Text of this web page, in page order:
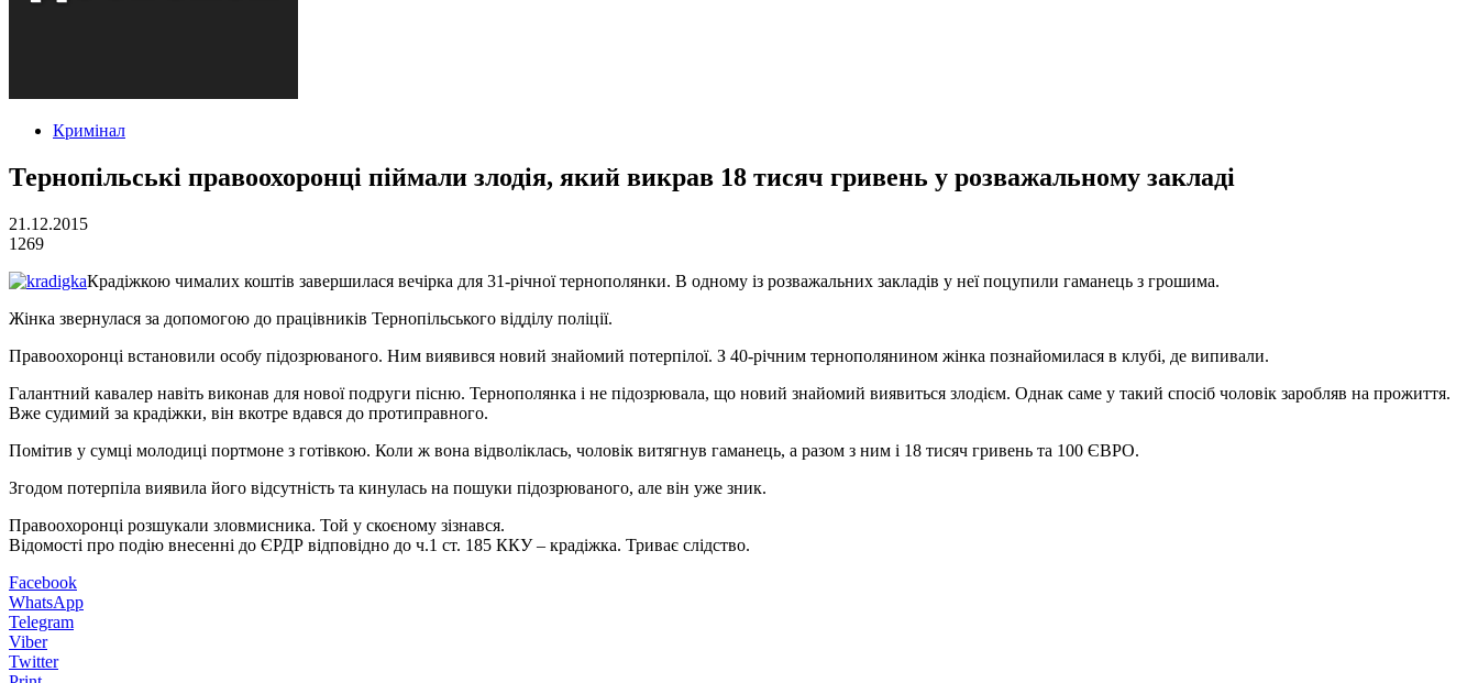
Кримінал
Тернопільські правоохоронці піймали злодія, який викрав 18 тисяч гривень у розважальному закладі
21.12.2015
1269
Крадіжкою чималих коштів завершилася вечірка для 31-річної тернополянки. В одному із розважальних закладів у неї поцупили гаманець з грошима.
Жінка звернулася за допомогою до працівників Тернопільського відділу поліції.
Правоохоронці встановили особу підозрюваного. Ним виявився новий знайомий потерпілої. З 40-річним тернополянином жінка познайомилася в клубі, де випивали.
Галантний кавалер навіть виконав для нової подруги пісню. Тернополянка і не підозрювала, що новий знайомий виявиться злодієм. Однак саме у такий спосіб чоловік заробляв на прожиття.
Вже судимий за крадіжки, він вкотре вдався до протиправного.
Помітив у сумці молодиці портмоне з готівкою. Коли ж вона відволіклась, чоловік витягнув гаманець, а разом з ним і 18 тисяч гривень та 100 ЄВРО.
Згодом потерпіла виявила його відсутність та кинулась на пошуки підозрюваного, але він уже зник.
Правоохоронці розшукали зловмисника. Той у скоєному зізнався.
Відомості про подію внесенні до ЄРДР відповідно до ч.1 ст. 185 ККУ – крадіжка. Триває слідство.
Facebook
WhatsApp
Telegram
Viber
Twitter